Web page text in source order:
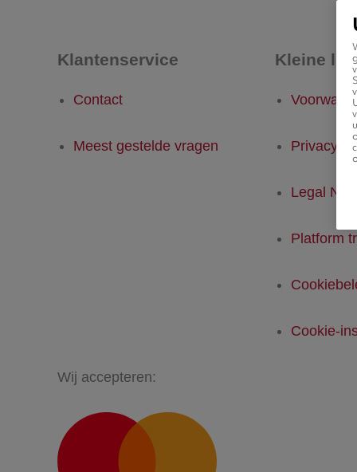
Klantenservice
Contact
Meest gestelde vragen
Kleine
Legal
Platform
Cookie-
Wij accepteren: